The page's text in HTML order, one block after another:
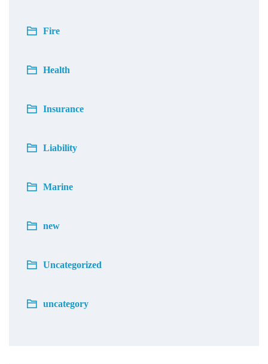
Fire
Health
Insurance
Liability
Marine
new
Uncategorized
uncategory